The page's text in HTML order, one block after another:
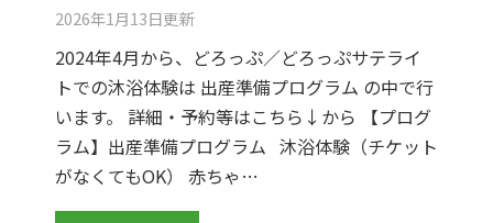
2026年1月13日更新
2024年4月から、どろっぷ／どろっぷサテライ
トでの沐浴体験は 出産準備プログラム の中で行
います。 詳細・予約等はこちら↓から 【プログ
ラム】出産準備プログラム 沐浴体験（チケット
がなくてもOK） 赤ちゃ…